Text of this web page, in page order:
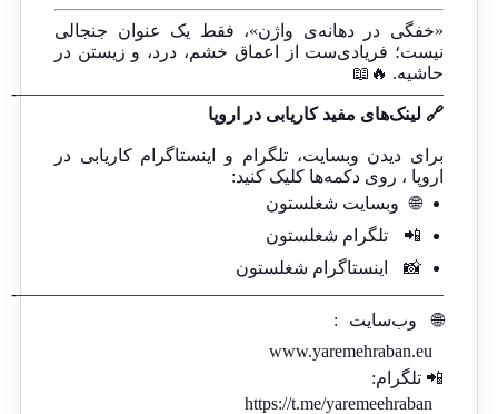
«خفگی در دهانه‌ی واژن»، فقط یک عنوان جنجالی
نیست؛ فریادی‌ست از اعماق خشم، درد، و زیستن در
حاشیه. 🔥📖
————————————————————————-
🔗 لینک‌های مفید کاریابی در اروپا
برای دیدن وبسایت، تلگرام و اینستاگرام کاریابی در
اروپا ، روی دکمه‌ها کلیک کنید:
🌐
وبسایت شغلستون
📲
تلگرام شغلستون
📸
اینستاگرام شغلستون
————————————————————————-
🌐
وب‌سایت
:
www.yaremehraban.eu
📲 تلگرام:
https://t.me/yaremeehraban